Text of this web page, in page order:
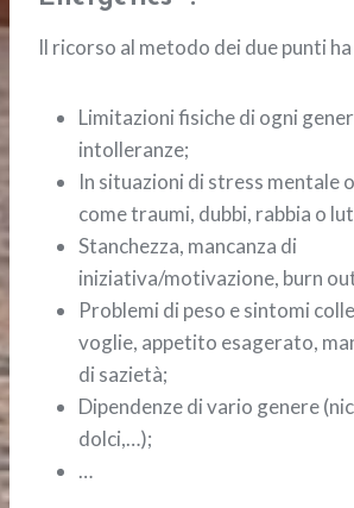
Il ricorso al metodo dei due punti
Limitazioni fisiche di ogni
intolleranze;
In situazioni di stress mentale
come traumi, dubbi, rabbia o
Stanchezza, mancanza di
iniziativa/motivazione, burn
Problemi di peso e sintomi
voglie, appetito esagerato,
di sazietà;
Dipendenze di vario genere
dolci,…);
…